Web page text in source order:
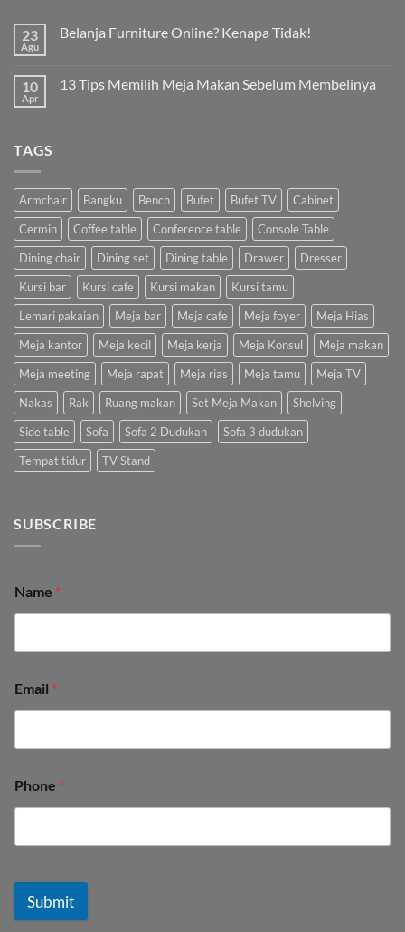
23
Agu
Belanja Furniture Online? Kenapa Tidak!
10
Apr
13 Tips Memilih Meja Makan Sebelum Membelinya
TAGS
Armchair Bangku Bench Bufet Bufet TV
Cabinet
Cermin
Coffee table Conference table
Console Table
Dining chair
Dining set Dining table Drawer
Dresser
Kursi bar
Kursi cafe Kursi makan
Kursi tamu
Lemari pakaian
Meja bar Meja cafe Meja foyer
Meja Hias
Meja kantor
Meja kecil Meja kerja Meja Konsul
Meja makan
Meja meeting
Meja rapat Meja rias Meja tamu
Meja TV
Nakas
Rak Ruang makan Set Meja Makan
Shelving
Side table
Sofa Sofa 2 Dudukan
Sofa 3 dudukan
Tempat tidur
TV Stand
SUBSCRIBE
Name *
Email *
Phone *
Submit